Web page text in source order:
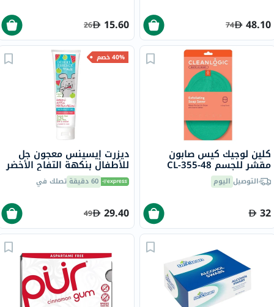
48.10
74
15.60
26
كلين لوجيك كيس صابون
مقشر للجسم CL-355-48
التوصيل اليوم
32
40% خصم
ديزرت إيسينس معجون جل
للأطفال بنكهة التفاح الأخضر
والبطيخ، خالٍ من الفلورايد،
133 جرام 60 دقيقة تصلك في
29.40
49